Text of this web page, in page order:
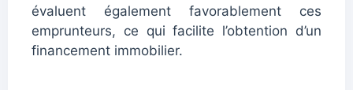
évaluent également favorablement ces
emprunteurs, ce qui facilite l’obtention d’un
financement immobilier.